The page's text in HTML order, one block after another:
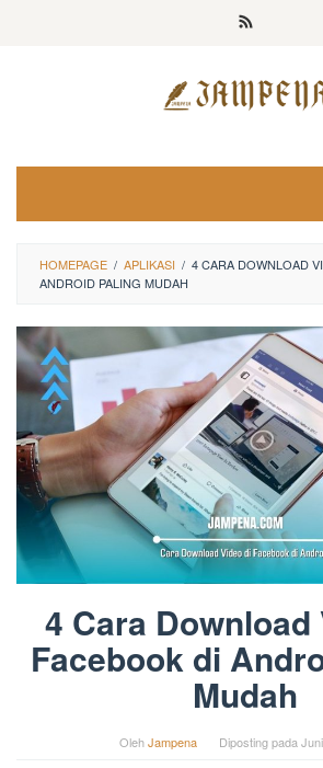
HOMEPAGE / APLIKASI / 4 CARA DOWNLOAD
ANDROID PALING MUDAH
4 Cara Download
Facebook di
Mudah
OlehJampena Diposting pada